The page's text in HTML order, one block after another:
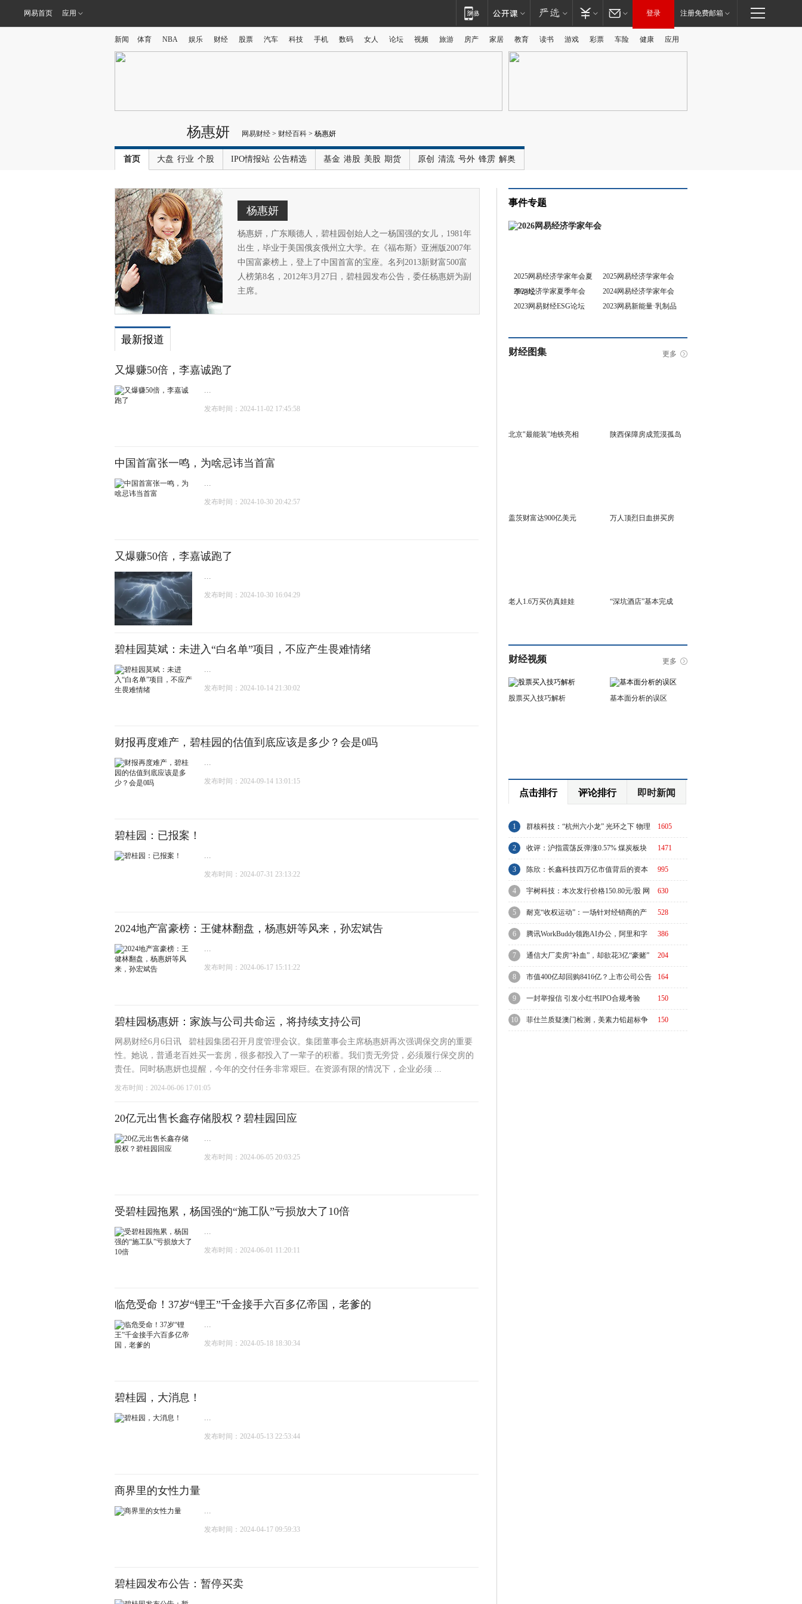
网易首页 应用 登录 注册免费邮箱
新闻 体育 NBA 娱乐 财经 股票 汽车 科技 手机 数码 女人 论坛 视频 旅游 房产 家居 教育 读书 游戏 彩票 车险 健康 应用
杨惠妍 网易财经 > 财经百科 > 杨惠妍
首页 大盘 行业 个股 IPO情报站 公告精选 基金 港股 美股 期货 原创 清流 号外 锋雳 解奥
杨惠妍
杨惠妍，广东顺德人，碧桂园创始人之一杨国强的女儿，1981年
出生，毕业于美国俄亥俄州立大学。在《福布斯》亚洲版2007年
中国富豪榜上，登上了中国首富的宝座。名列2013新财富500富
人榜第8名，2012年3月27日，碧桂园发布公告，委任杨惠妍为副
主席。
最新报道
又爆赚50倍，李嘉诚跑了
...
发布时间：2024-11-02 17:45:58
中国首富张一鸣，为啥忌讳当首富
...
发布时间：2024-10-30 20:42:57
又爆赚50倍，李嘉诚跑了
...
发布时间：2024-10-30 16:04:29
碧桂园莫斌：未进入“白名单”项目，不应产生畏难情绪
...
发布时间：2024-10-14 21:30:02
财报再度难产，碧桂园的估值到底应该是多少？会是0吗
...
发布时间：2024-09-14 13:01:15
碧桂园：已报案！
...
发布时间：2024-07-31 23:13:22
2024地产富豪榜：王健林翻盘，杨惠妍等风来，孙宏斌告
...
发布时间：2024-06-17 15:11:22
碧桂园杨惠妍：家族与公司共命运，将持续支持公司
网易财经6月6日讯 碧桂园集团召开月度管理会议。集团董事会主席杨惠妍再次强调保交房的重要
性。她说，普通老百姓买一套房，很多都投入了一辈子的积蓄。我们责无旁贷，必须履行保交房的
责任。同时杨惠妍也提醒，今年的交付任务非常艰巨。在资源有限的情况下，企业必须 ...
发布时间：2024-06-06 17:01:05
20亿元出售长鑫存储股权？碧桂园回应
...
发布时间：2024-06-05 20:03:25
受碧桂园拖累，杨国强的“施工队”亏损放大了10倍
...
发布时间：2024-06-01 11:20:11
临危受命！37岁“锂王”千金接手六百多亿帝国，老爹的
...
发布时间：2024-05-18 18:30:34
碧桂园，大消息！
...
发布时间：2024-05-13 22:53:44
商界里的女性力量
...
发布时间：2024-04-17 09:59:33
碧桂园发布公告：暂停买卖
事件专题
2025网易经济学家年会夏
季论坛
2025网易经济学家年会
2024经济学家夏季年会
2024网易经济学家年会
2023网易财经ESG论坛
2023网易新能量·乳制品
财经图集 更多
北京"最能装"地铁亮相 陕西保障房成荒漠孤岛
盖茨财富达900亿美元 万人顶烈日血拼买房
老人1.6万买仿真娃娃 “深坑酒店”基本完成
财经视频 更多
股票买入技巧解析 基本面分析的误区
点击排行 评论排行 即时新闻
1605
1 群核科技：“杭州六小龙” 光环之下 物理
AI故事有水分吗？ 1471
2 收评：沪指震荡反弹涨0.57% 煤炭板块
集体走强 995
3 陈欣：长鑫科技四万亿市值背后的资本
与周期 630
4 宇树科技：本次发行价格150.80元/股 网
上申购日为8月10日 528
5 耐克“收权运动”：一场针对经销商的产
业链价值重估 386
6 腾讯WorkBuddy领跑AI办公，阿里和字
节急了？ 204
7 通信大厂卖房“补血”，却欲花3亿“豪赌”
164
8 市值400亿却回购8416亿？上市公司公告
上演"万倍乌龙" 150
9 一封举报信 引发小红书IPO合规考验
150
10 菲仕兰质疑澳门检测，美素力铅超标争